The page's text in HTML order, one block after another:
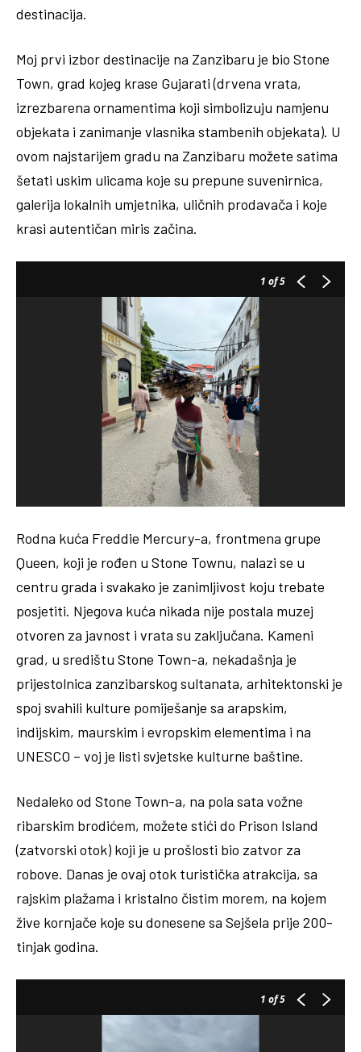
destinacija.
Moj prvi izbor destinacije na Zanzibaru je bio Stone
Town, grad kojeg krase Gujarati (drvena vrata,
izrezbarena ornamentima koji simbolizuju namjenu
objekata i zanimanje vlasnika stambenih objekata). U
ovom najstarijem gradu na Zanzibaru možete satima
šetati uskim ulicama koje su prepune suvenirnica,
galerija lokalnih umjetnika, uličnih prodavača i koje
krasi autentičan miris začina.
1 of 5
Rodna kuća Freddie Mercury-a, frontmena grupe
Queen, koji je rođen u Stone Townu, nalazi se u
centru grada i svakako je zanimljivost koju trebate
posjetiti. Njegova kuća nikada nije postala muzej
otvoren za javnost i vrata su zaključana. Kameni
grad, u središtu Stone Town-a, nekadašnja je
prijestolnica zanzibarskog sultanata, arhitektonski je
spoj svahili kulture pomiješanje sa arapskim,
indijskim, maurskim i evropskim elementima i na
UNESCO – voj je listi svjetske kulturne baštine.
Nedaleko od Stone Town-a, na pola sata vožne
ribarskim brodićem, možete stići do Prison Island
(zatvorski otok) koji je u prošlosti bio zatvor za
robove. Danas je ovaj otok turistička atrakcija, sa
rajskim plažama i kristalno čistim morem, na kojem
žive kornjače koje su donesene sa Sejšela prije 200-
tinjak godina.
1 of 5